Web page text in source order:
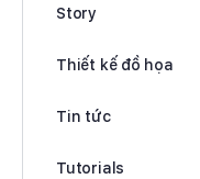
Story
Thiết kế đồ họa
Tin tức
Tutorials